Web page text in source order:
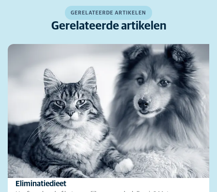
GERELATEERDE ARTIKELEN
Gerelateerde artikelen
Eliminatiedieet